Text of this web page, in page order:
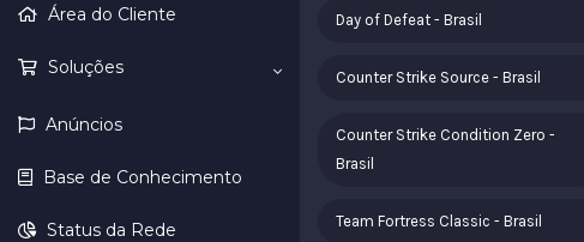
Área do Cliente
Soluções
Anúncios
Base de Conhecimento
Status da Rede
Day of Defeat - Brasil
Counter Strike Source - Brasil
Counter Strike Condition Zero -
Brasil
Team Fortress Classic - Brasil